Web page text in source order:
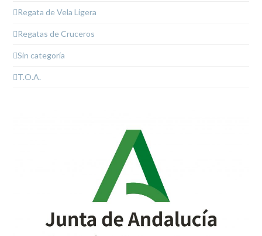
Regata de Vela Ligera
Regatas de Cruceros
Sin categoría
T.O.A.